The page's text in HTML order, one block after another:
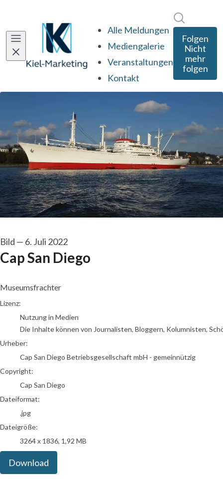
Alle Meldungen
Mediengalerie
Veranstaltungen
Kontakt
Folgen
Nicht
mehr
folgen
Bild — 6. Juli 2022
Cap San Diego
Museumsfrachter
Cap San Diego Betriebsgesellschaft mbH - gemeinnützig
Lizenz:
Nutzung in Medien
Die Inhalte können von Journalisten, Bloggern, Kolumnisten,
Urheber:
Cap San Diego Betriebsgesellschaft mbH - gemeinnützig
Copyright:
Cap San Diego
Dateiformat:
.jpg
Dateigröße:
3264 x 1836, 1,92 MB
Download